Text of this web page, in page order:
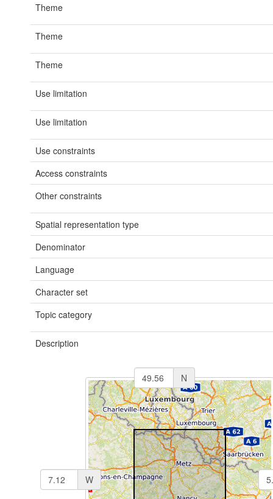
Theme
Theme
Theme
Use limitation
Use limitation
Use constraints
Access constraints
Other constraints
Spatial representation type
Denominator
Language
Character set
Topic category
Description
N
W